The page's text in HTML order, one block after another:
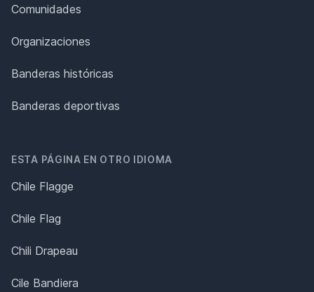
Comunidades
Organizaciones
Banderas históricas
Banderas deportivas
ESTA PÁGINA EN OTRO IDIOMA
Chile Flagge
Chile Flag
Chili Drapeau
Cile Bandiera